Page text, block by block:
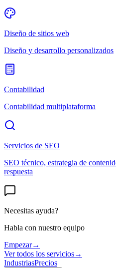
Diseño de sitios web
Diseño y desarrollo personalizados
Contabilidad
Contabilidad multiplataforma
Servicios de SEO
SEO técnico, estrategia de
respuesta
Necesitas ayuda?
Habla con nuestro equipo
Empezar→
Ver todos los servicios→
IndustriasPrecios